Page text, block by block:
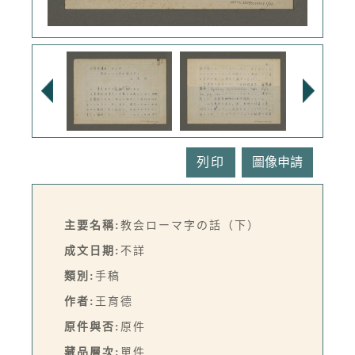
列印
主要名稱: 教会ローマ字の話（下）
成文日期: 不詳
類別: 手稿
作者: 王育德
原件與否: 原件
藏品層次: 單件